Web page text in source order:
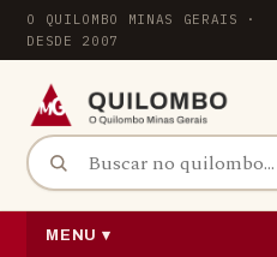
Pular para o conteúdo
O QUILOMBO MINAS GERAIS ·
DESDE 2007
Buscar por:
MENU ▾